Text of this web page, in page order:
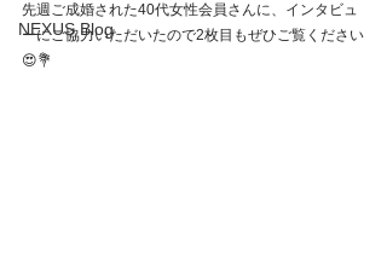
NEXUS Blog
先週ご成婚された40代女性会員さんに、インタビュ
ーにご協力いただいたので2枚目もぜひご覧ください
😍💐